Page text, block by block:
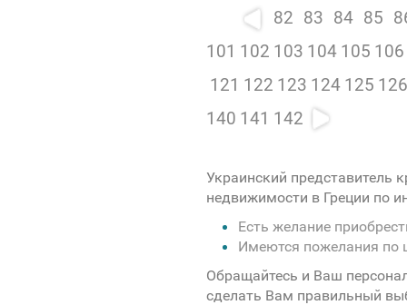
82 83 84 85
101 102 103 104 105 106
121 122 123 124 125 126
140 141 142
Украинский представитель
недвижимости в Греции по
Есть желание
Имеются пожелания по
Обращайтесь и Ваш
сделать Вам правильный